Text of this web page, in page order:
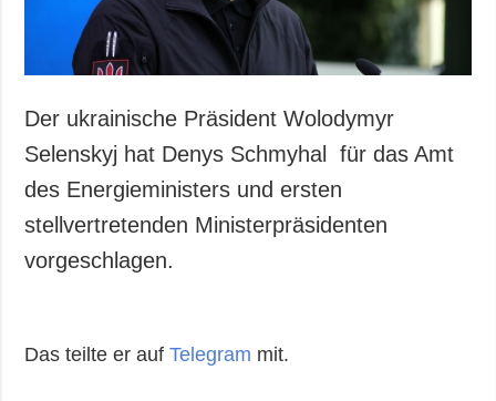
Der ukrainische Präsident Wolodymyr
Selenskyj hat Denys Schmyhal für das Amt
des Energieministers und ersten
stellvertretenden Ministerpräsidenten
vorgeschlagen.
Das teilte er aufTelegram mit.